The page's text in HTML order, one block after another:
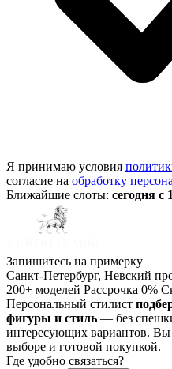
Я принимаю условия
согласие на обработку
Ближайшие слоты: сегодня с
Запишитесь на примерку
Санкт-Петербург, Невский
200+ моделей Рассрочка 0%
Персональный стилист
фигуры и стиль — без
интересующих вариантов. Вы
выборе и готовой покупкой.
Где удобно связаться?